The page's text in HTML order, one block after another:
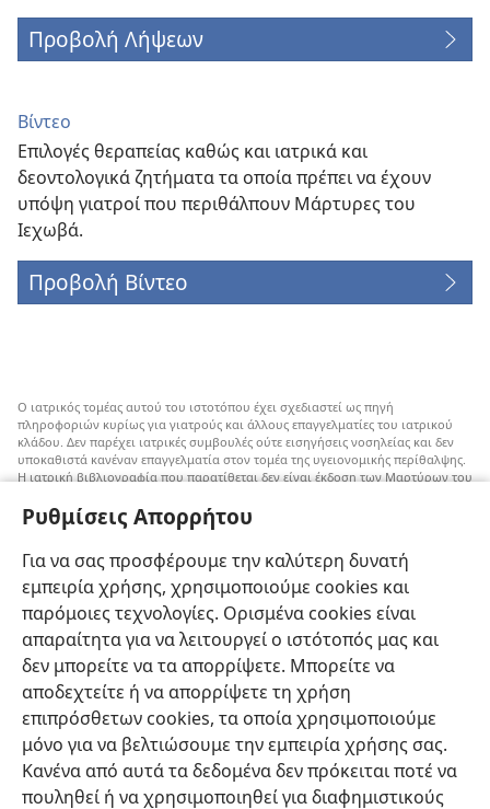
Ρυθμίσεις Απορρήτου
Για να σας προσφέρουμε την καλύτερη δυνατή
εμπειρία χρήσης, χρησιμοποιούμε cookies και
παρόμοιες τεχνολογίες. Ορισμένα cookies είναι
απαραίτητα για να λειτουργεί ο ιστότοπός μας και
δεν μπορείτε να τα απορρίψετε. Μπορείτε να
αποδεχτείτε ή να απορρίψετε τη χρήση
επιπρόσθετων cookies, τα οποία χρησιμοποιούμε
μόνο για να βελτιώσουμε την εμπειρία χρήσης σας.
Κανένα από αυτά τα δεδομένα δεν πρόκειται ποτέ να
πουληθεί ή να χρησιμοποιηθεί για διαφημιστικούς
Προβολή Λήψεων
Βίντεο
Επιλογές θεραπείας καθώς και ιατρικά και
δεοντολογικά ζητήματα τα οποία πρέπει να έχουν
υπόψη γιατροί που περιθάλπουν Μάρτυρες του
Ιεχωβά.
Προβολή Βίντεο
Ο ιατρικός τομέας αυτού του ιστοτόπου έχει σχεδιαστεί ως πηγή
πληροφοριών κυρίως για γιατρούς και άλλους επαγγελματίες του ιατρικού
κλάδου. Δεν παρέχει ιατρικές συμβουλές ούτε εισηγήσεις νοσηλείας και δεν
υποκαθιστά κανέναν επαγγελματία στον τομέα της υγειονομικής περίθαλψης.
Η ιατρική βιβλιογραφία που παρατίθεται δεν είναι έκδοση των Μαρτύρων του
μπορούν να ληφθούν υπόψη. Αποτελεί ευθύνη του κάθε επαγγελματία στον
τομέα της υγειονομικής περίθαλψης να είναι ενήμερος για τυχόν νέες
παίρνει αποφάσεις που συμφωνούν με την ιατρική του κατάσταση, τις
επιθυμίες του, τις αξίες του και τις πεποιθήσεις του. Δεν είναι όλες οι μέθοδοι
που εμφανίζονται εδώ κατάλληλες ή αποδεκτές από όλους τους ασθενείς.
Ασθενείς: Να ζητάτε πάντα τη συμβουλή του γιατρού σας ή κάποιου άλλου
επαγγελματία στον τομέα της υγειονομικής περίθαλψης όσον αφορά τις
ιατρικές παθήσεις ή θεραπείες. Απευθυνθείτε σε κάποιον γιατρό αν νιώθετε
άρρωστοι.
Η χρήση αυτού του ιστοτόπου διέπεται από
όρους χρήσης